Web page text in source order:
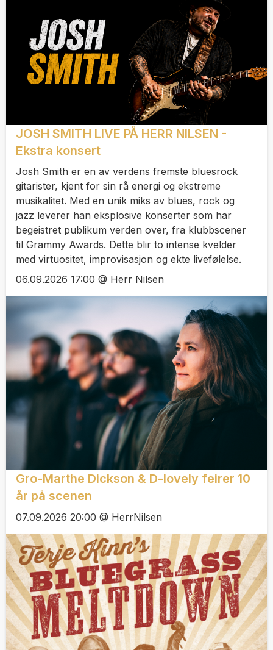
JOSH SMITH LIVE PÅ HERR NILSEN -
Ekstra konsert
Josh Smith er en av verdens fremste bluesrock
gitarister, kjent for sin rå energi og ekstreme
musikalitet. Med en unik miks av blues, rock og
jazz leverer han eksplosive konserter som har
begeistret publikum verden over, fra klubbscener
til Grammy Awards. Dette blir to intense kvelder
med virtuositet, improvisasjon og ekte livefølelse.
06.09.2026 17:00 @ Herr Nilsen
Gro-Marthe Dickson & D-lovely feirer 10
år på scenen
07.09.2026 20:00 @ HerrNilsen